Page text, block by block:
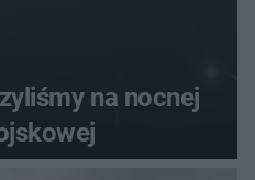
na nocnej